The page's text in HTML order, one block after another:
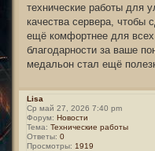
технические работы для
качества сервера, чтобы
ещё комфортнее для всех
благодарности за ваше
медальон стал ещё
Lisa
Ср май 27, 2026 7:40 pm
Форум: Новости
Тема: Технические работы
Ответы: 0
Просмотры: 1919